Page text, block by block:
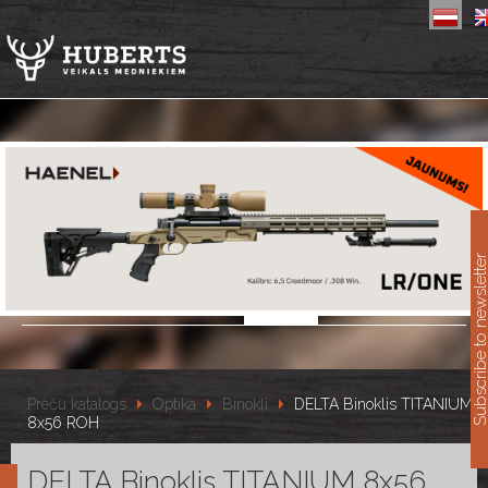
Preču katalogs Optika Binokļi
DELTA Binoklis TITANIUM
8x56 ROH
DELTA Binoklis TITANIUM 8x56
Subscribe